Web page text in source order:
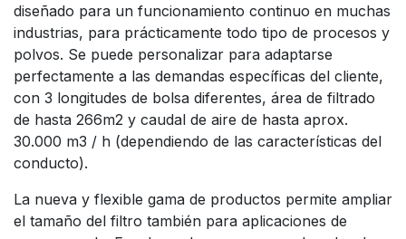
diseñado para un funcionamiento continuo en muchas
industrias, para prácticamente todo tipo de procesos y
polvos. Se puede personalizar para adaptarse
perfectamente a las demandas específicas del cliente,
con 3 longitudes de bolsa diferentes, área de filtrado
de hasta 266m2 y caudal de aire de hasta aprox.
30.000 m3 / h (dependiendo de las características del
conducto).
La nueva y flexible gama de productos permite ampliar
el tamaño del filtro también para aplicaciones de